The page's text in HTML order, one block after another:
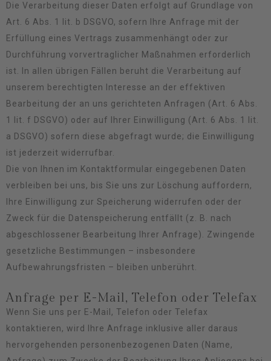
Die Verarbeitung dieser Daten erfolgt auf Grundlage von
Art. 6 Abs. 1 lit. b DSGVO, sofern Ihre Anfrage mit der
Erfüllung eines Vertrags zusammenhängt oder zur
Durchführung vorvertraglicher Maßnahmen erforderlich
ist. In allen übrigen Fällen beruht die Verarbeitung auf
unserem berechtigten Interesse an der effektiven
Bearbeitung der an uns gerichteten Anfragen (Art. 6 Abs.
1 lit. f DSGVO) oder auf Ihrer Einwilligung (Art. 6 Abs. 1 lit.
a DSGVO) sofern diese abgefragt wurde; die Einwilligung
ist jederzeit widerrufbar.
Die von Ihnen im Kontaktformular eingegebenen Daten
verbleiben bei uns, bis Sie uns zur Löschung auffordern,
Ihre Einwilligung zur Speicherung widerrufen oder der
Zweck für die Datenspeicherung entfällt (z. B. nach
abgeschlossener Bearbeitung Ihrer Anfrage). Zwingende
gesetzliche Bestimmungen – insbesondere
Aufbewahrungsfristen – bleiben unberührt.
Anfrage per E-Mail, Telefon oder Telefax
Wenn Sie uns per E-Mail, Telefon oder Telefax
kontaktieren, wird Ihre Anfrage inklusive aller daraus
hervorgehenden personenbezogenen Daten (Name,